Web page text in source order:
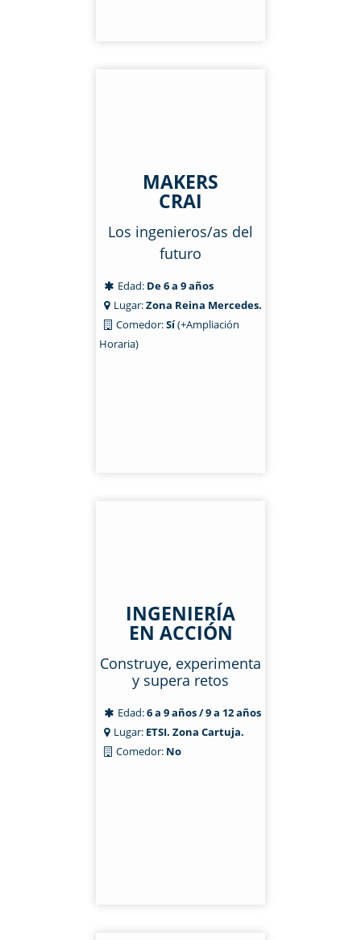
MAKERS
CRAI
Los ingenieros/as del
futuro
Edad: De 6 a 9 años
Lugar:Zona Reina Mercedes.
Comedor:Sí(+Ampliación
Horaria)
INGENIERÍA
EN ACCIÓN
Construye, experimenta
y supera retos
Edad:6 a 9 años / 9 a 12 años
Lugar: ETSI. Zona Cartuja.
Comedor: No